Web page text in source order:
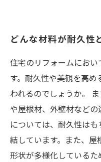
どんな材料が耐久性
住宅のリフォームにお
す。耐久性や美観を高
われるのでしょうか。
や屋根材、外壁材など
については、耐久性は
結しています。また、屋
形状が多様化している